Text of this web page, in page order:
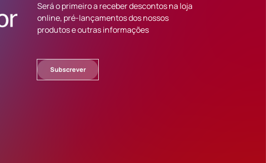
Será o primeiro a receber descontos na loja
online, pré-lançamentos dos nossos
produtos e outras informações
Subscrever